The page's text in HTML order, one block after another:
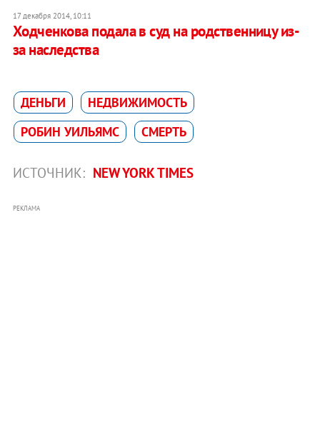
17 декабря 2014, 10:11
Ходченкова подала в суд на родственницу из-
за наследства
ДЕНЬГИ
НЕДВИЖИМОСТЬ
РОБИН УИЛЬЯМС
СМЕРТЬ
ИСТОЧНИК: NEW YORK TIMES
РЕКЛАМА